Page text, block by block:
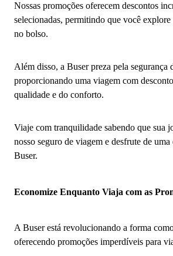
Nossas promoções oferecem descontos
selecionadas, permitindo que você explore
no bolso.
Além disso, a Buser preza pela segurança
proporcionando uma viagem com
qualidade e do conforto.
Viaje com tranquilidade sabendo que sua
nosso seguro de viagem e desfrute de
Buser.
Economize Enquanto Viaja com as
A Buser está revolucionando a forma
oferecendo promoções imperdíveis para